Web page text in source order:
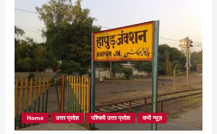
Home उत्तर प्रदेश पश्चिमी उत्तर प्रदेश सभी न्यूज़